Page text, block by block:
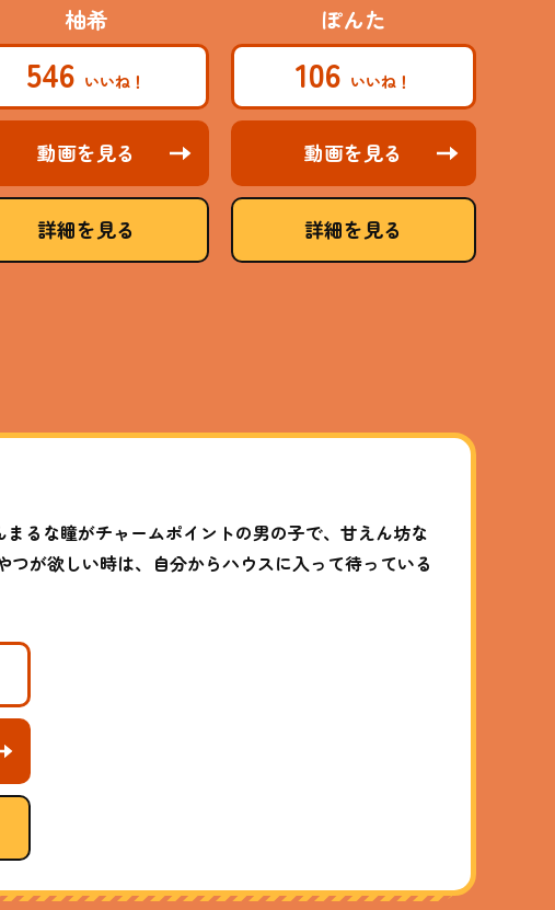
柚希
546
動画を見る
詳細を見る
ぽんた
106
動画を見る
詳細を見る
るな瞳がチャームポイントの男の子で、甘えん坊な
が欲しい時は、自分からハウスに入って待っている